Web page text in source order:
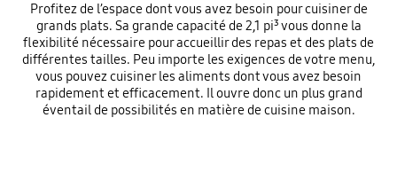
Profitez de l’espace dont vous avez besoin pour cuisiner de
grands plats. Sa grande capacité de 2,1 pi³ vous donne la
flexibilité nécessaire pour accueillir des repas et des plats de
différentes tailles. Peu importe les exigences de votre menu,
vous pouvez cuisiner les aliments dont vous avez besoin
rapidement et efficacement. Il ouvre donc un plus grand
éventail de possibilités en matière de cuisine maison.